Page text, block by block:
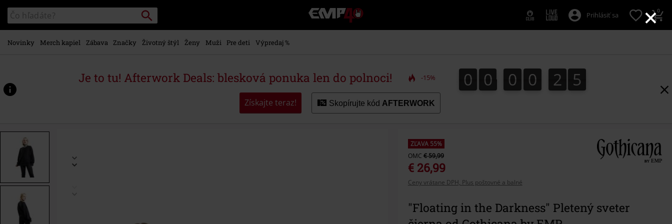
×
na
hlavný
obsah
Katalóg
vyhľadávania
Vyhľadávanie
EMP
-
Hudba,
Merch
hráčov,
Alternatívna
Prihlásiť sa 0
Novinky Merch kapiel Zábava Značky Životný štýl Ženy Muži Pre deti Výpredaj %
Je to tu! Afterwork Deals: blesková ponuka len do polnoci! -15% 0
0 0
0 0
0 0
0 2
2 3
4
3
5
4
Získajte teraz! Skopírujte kód AFTERWORK
www.emp-
p/floating-
584026.html
ZĽAVA 55%
OMC € 59,99
€ 26,99
Ceny vrátane DPH, Plus poštovné a balné
"Floating in the Darkness" Pletený sveter